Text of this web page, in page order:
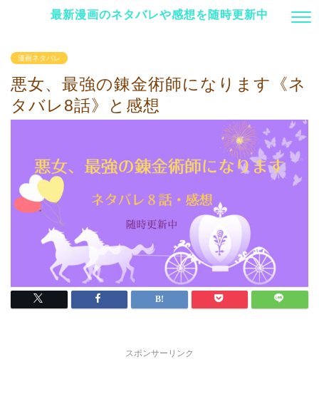
最新漫画のネタバレや感想を随時更新中
漫画ネタバレ
悪女、最強の錬金術師になります《ネ
タバレ8話》と感想
スポンサーリンク